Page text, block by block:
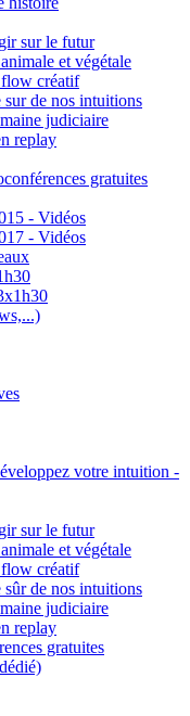
sur le futur
et végétale
créatif
de nos intuitions
judiciaire
replay
gratuites
- Vidéos
- Vidéos
votre intuition -
sur le futur
et végétale
créatif
de nos intuitions
judiciaire
replay
gratuites